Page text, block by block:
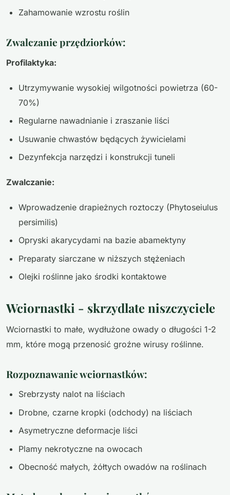
Zahamowanie wzrostu roślin
Zwalczanie przędziorków:
Profilaktyka:
Utrzymywanie wysokiej wilgotności powietrza (60-
70%)
Regularne nawadnianie i zraszanie liści
Usuwanie chwastów będących żywicielami
Dezynfekcja narzędzi i konstrukcji tuneli
Zwalczanie:
Wprowadzenie drapieżnych roztoczy (Phytoseiulus
persimilis)
Opryski akarycydami na bazie abamektyny
Preparaty siarczane w niższych stężeniach
Olejki roślinne jako środki kontaktowe
Wciornastki - skrzydlate niszczyciele
Wciornastki to małe, wydłużone owady o długości 1-2
mm, które mogą przenosić groźne wirusy roślinne.
Rozpoznawanie wciornastków:
Srebrzysty nalot na liściach
Drobne, czarne kropki (odchody) na liściach
Asymetryczne deformacje liści
Plamy nekrotyczne na owocach
Obecność małych, żółtych owadów na roślinach